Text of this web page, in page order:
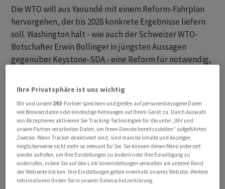
Die WTO will aus Yaoundé mit einem Reform-Fahrplan
hervorgehen, der bis 2028 konkrete Ergebnisse liefern
soll. Washington hält - wie auch der Schweizer WTO-
Botschafter Erwin Bollinger in jüngsten Aussagen
gegenüber Keystone-SDA - eine Reform für notwendig,
sind dabei jedoch weniger ambitioniert als die EU, China
oder die Schweiz.
Meistbegünstigung im Visier der USA
Die USA greifen das multilaterale Handelssystem an,
insbesondere das Prinzip der Meistbegünstigung,
wonach ein Vorteil, der einem Land gewährt wird, allen
gewährt werden muss. Die EU folgt diesem Ansatz, um
Ihre Privatsphäre ist uns wichtig
Wir und unsere 293-Partner speichern und greifen auf personenbezogene Daten
wie Browserdaten oder eindeutige Kennungen auf Ihrem Gerät zu. Durch Auswahl
von Akzeptieren aktivieren Sie Tracking-Technologien für die unter „Wir und
unsere Partner verarbeiten Daten, um Ihnen Dienste bereitzustellen“ aufgeführten
Zwecke. Wenn Tracker deaktiviert sind, sind manche Inhalte und Anzeigen
möglicherweise nicht mehr so relevant für Sie. Sie können dieses Menü jederzeit
wieder aufrufen, um Ihre Einstellungen zu ändern oder Ihre Einwilligung zu
widerrufen, indem Sie auf den Link Voreinstellungen verwalten am unteren Rand
der Webseite klicken. Ihre Einstellungen gelten innerhalb unseres Website. Weitere
Informationen finden Sie in unserer Datenschutzerklärung.